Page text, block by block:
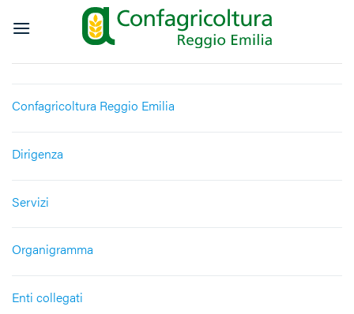
Confagricoltura Reggio Emilia
Dirigenza
Servizi
Organigramma
Enti collegati